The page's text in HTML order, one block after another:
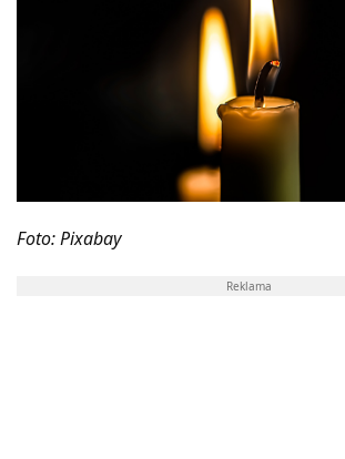
Foto: Pixabay
Reklama